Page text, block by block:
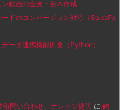
ン動画の企画・台本作成
ードのコンバージョン対応（SalesFo
ータ連携機能開発（Python）
術問い合わせ、ナレッジ提供 に 鶴